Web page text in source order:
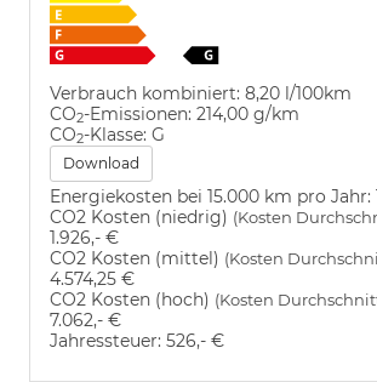
Verbrauch kombiniert: 8,20 l/100km
CO2-Emissionen: 214,00 g/km
CO2-Klasse: G
Download
Energiekosten bei 15.000 km pro Jahr:
CO2 Kosten (niedrig) (Kosten
1.926,- €
CO2 Kosten (mittel) (Kosten
4.574,25 €
CO2 Kosten (hoch) (Kosten
7.062,- €
Jahressteuer: 526,- €